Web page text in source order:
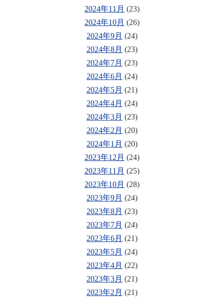
2024年11月 (23)
2024年10月 (26)
2024年9月 (24)
2024年8月 (23)
2024年7月 (23)
2024年6月 (24)
2024年5月 (21)
2024年4月 (24)
2024年3月 (23)
2024年2月 (20)
2024年1月 (20)
2023年12月 (24)
2023年11月 (25)
2023年10月 (28)
2023年9月 (24)
2023年8月 (23)
2023年7月 (24)
2023年6月 (21)
2023年5月 (24)
2023年4月 (22)
2023年3月 (21)
2023年2月 (21)